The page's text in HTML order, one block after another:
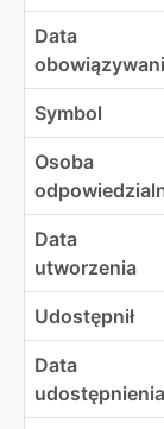
Data
Symbol
Osoba
Data
utworzenia
Udostępnił
Data
udostępnienia